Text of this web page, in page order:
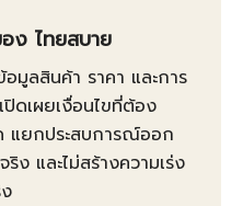
อง ไทยสบาย
อมูลสินค้า ราคา และการ
ปิดเผยเงื่อนไขที่ต้อง
แยกประสบการณ์ออก
ริง และไม่สร้างความเร่ง